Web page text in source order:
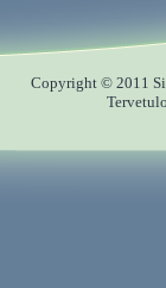
Copyright © 2011